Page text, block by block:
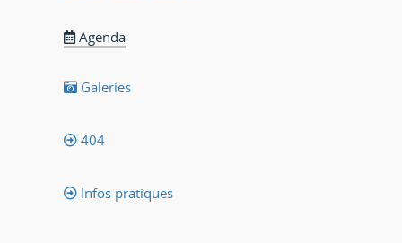
Agenda
Galeries
404
Infos pratiques